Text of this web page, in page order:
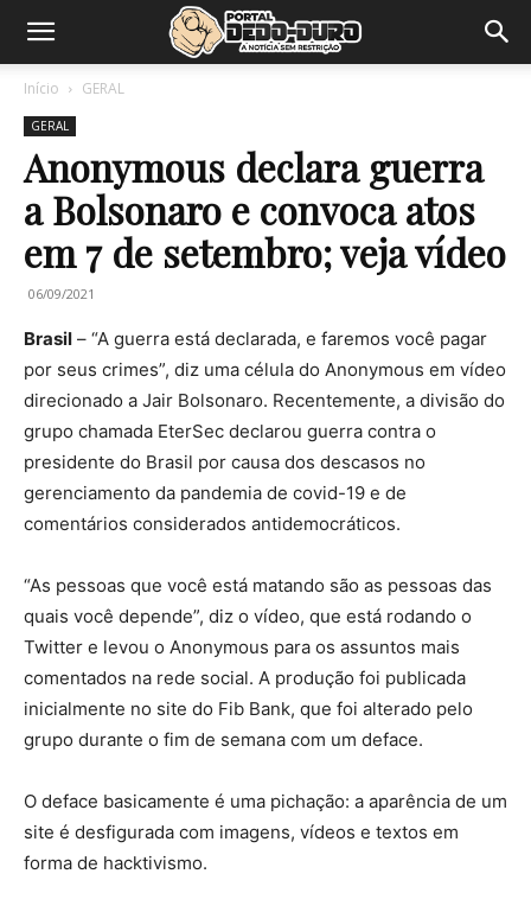
Início GERAL
GERAL
Anonymous declara guerra
a Bolsonaro e convoca atos
em 7 de setembro; veja vídeo
06/09/2021
Brasil – “A guerra está declarada, e faremos você pagar
por seus crimes”, diz uma célula do Anonymous em vídeo
direcionado a Jair Bolsonaro. Recentemente, a divisão do
grupo chamada EterSec declarou guerra contra o
presidente do Brasil por causa dos descasos no
gerenciamento da pandemia de covid-19 e de
comentários considerados antidemocráticos.
“As pessoas que você está matando são as pessoas das
quais você depende”, diz o vídeo, que está rodando o
Twitter e levou o Anonymous para os assuntos mais
comentados na rede social. A produção foi publicada
inicialmente no site do Fib Bank, que foi alterado pelo
grupo durante o fim de semana com um deface.
O deface basicamente é uma pichação: a aparência de um
site é desfigurada com imagens, vídeos e textos em
forma de hacktivismo.